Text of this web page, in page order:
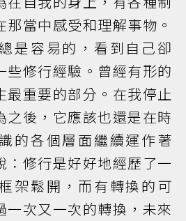
當中感受和理解事物。
是容易的，看到自己卻
些修行經驗。曾經有形的
最重要的部分。在我停止
之後，它應該也還是在時
的各個層面繼續運作著
：修行是好好地經歷了一
架鬆開，而有轉換的可
一次又一次的轉換，未來